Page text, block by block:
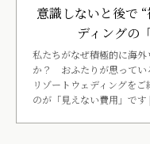
意識しないと後で
ディングの
私たちがなぜ積極的に海
か？ おふたりが思ってい
リゾートウェディングを
のが「見えない費用」で